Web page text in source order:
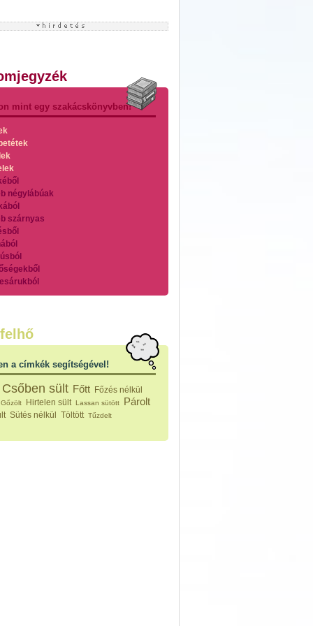
mint egy szakácskönyvben!
négylábúak
szárnyas
főzelékek
feltétek
ételek
készítmények
a címkék segítségével!
Csőben sült Főtt Főzés nélkül
Gőzölt Hirtelen sült Lassan sütött Párolt
Sütés nélkül Töltött Tűzdelt